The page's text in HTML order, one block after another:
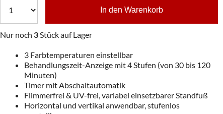
In den Warenkorb
Nur noch 3Stück auf Lager
3 Farbtemperaturen einstellbar
Behandlungszeit-Anzeige mit 4 Stufen (von 30 bis 120
Minuten)
Timer mit Abschaltautomatik
Flimmerfrei & UV-frei, variabel einsetzbarer Standfuß
Horizontal und vertikal anwendbar, stufenlos